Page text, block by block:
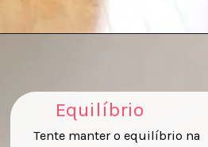
Equilíbrio
Tente manter o equilíbrio na